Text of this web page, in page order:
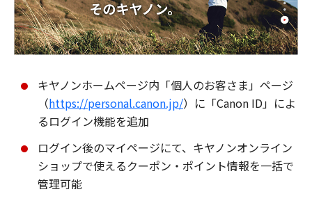
キヤノンホームページ内「個人のお客さま」ページ
（https://personal.canon.jp/）に「Canon ID」によ
るログイン機能を追加
ログイン後のマイページにて、キヤノンオンライン
ショップで使えるクーポン・ポイント情報を一括で
管理可能